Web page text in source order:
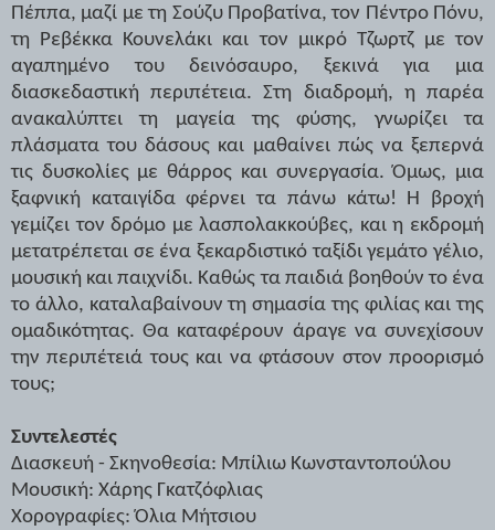
Πέππα, μαζί με τη Σούζυ Προβατίνα, τον Πέντρο Πόνυ,
τη Ρεβέκκα Κουνελάκι και τον μικρό Τζωρτζ με τον
αγαπημένο του δεινόσαυρο, ξεκινά για μια
διασκεδαστική περιπέτεια. Στη διαδρομή, η παρέα
ανακαλύπτει τη μαγεία της φύσης, γνωρίζει τα
πλάσματα του δάσους και μαθαίνει πώς να ξεπερνά
τις δυσκολίες με θάρρος και συνεργασία. Όμως, μια
ξαφνική καταιγίδα φέρνει τα πάνω κάτω! Η βροχή
γεμίζει τον δρόμο με λασπολακκούβες, και η εκδρομή
μετατρέπεται σε ένα ξεκαρδιστικό ταξίδι γεμάτο γέλιο,
μουσική και παιχνίδι. Καθώς τα παιδιά βοηθούν το ένα
το άλλο, καταλαβαίνουν τη σημασία της φιλίας και της
ομαδικότητας. Θα καταφέρουν άραγε να συνεχίσουν
την περιπέτειά τους και να φτάσουν στον προορισμό
τους;
Συντελεστές
Διασκευή - Σκηνοθεσία: Μπίλιω Κωνσταντοπούλου
Μουσική: Χάρης Γκατζόφλιας
Χορογραφίες: Όλια Μήτσιου